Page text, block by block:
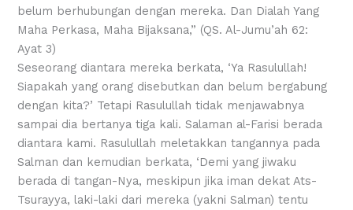
belum berhubungan dengan mereka. Dan Dialah Yang
Maha Perkasa, Maha Bijaksana,” (QS. Al-Jumu’ah 62:
Ayat 3)
Seseorang diantara mereka berkata, ‘Ya Rasulullah!
Siapakah yang orang disebutkan dan belum bergabung
dengan kita?’ Tetapi Rasulullah tidak menjawabnya
sampai dia bertanya tiga kali. Salaman al-Farisi berada
diantara kami. Rasulullah meletakkan tangannya pada
Salman dan kemudian berkata, ‘Demi yang jiwaku
berada di tangan-Nya, meskipun jika iman dekat Ats-
Tsurayya, laki-laki dari mereka (yakni Salman) tentu